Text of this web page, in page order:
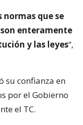
normas que se
enteramente
y las leyes“,
su confianza en
por el Gobierno
el TC.